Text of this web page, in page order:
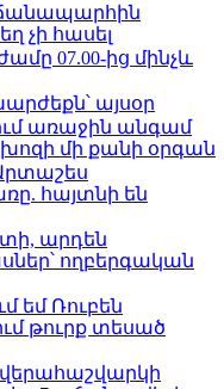
ճանապարհին
չի հասել
ժամը 07.00-ից մինչև
այսօր
առաջին անգամ
մի քանի օրգան
հայտնի են
արդեն
ողբերգական
Ռուբեն
թուրք տեսած